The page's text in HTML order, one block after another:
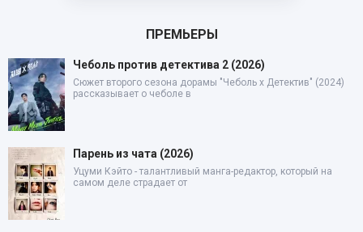
ПРЕМЬЕРЫ
Чеболь против детектива 2 (2026)
Сюжет второго сезона дорамы "Чеболь x Детектив" (2024)
рассказывает о чеболе в
Парень из чата (2026)
Уцуми Кэйто - талантливый манга-редактор, который на
самом деле страдает от